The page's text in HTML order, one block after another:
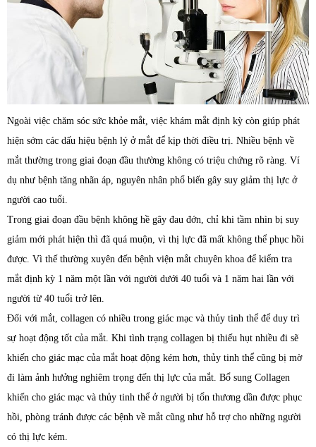
Ngoài việc chăm sóc sức khỏe mắt, việc khám mắt định kỳ còn giúp phát
hiện sớm các dấu hiệu bệnh lý ở mắt để kịp thời điều trị. Nhiều bệnh về
mắt thường trong giai đoạn đầu thường không có triệu chứng rõ ràng. Ví
dụ như bệnh tăng nhãn áp, nguyên nhân phổ biến gây suy giảm thị lực ở
người cao tuổi.
Trong giai đoạn đầu bệnh không hề gây đau đớn, chỉ khi tầm nhìn bị suy
giảm mới phát hiện thì đã quá muộn, vì thị lực đã mất không thể phục hồi
được. Vì thế thường xuyên đến bệnh viện mắt chuyên khoa để kiểm tra
mắt định kỳ 1 năm một lần với người dưới 40 tuổi và 1 năm hai lần với
người từ 40 tuổi trở lên.
Đối với mắt, collagen có nhiều trong giác mạc và thủy tinh thể để duy trì
sự hoạt động tốt của mắt. Khi tình trạng collagen bị thiếu hụt nhiều đi sẽ
khiến cho giác mạc của mắt hoạt động kém hơn, thủy tinh thể cũng bị mờ
đi làm ảnh hưởng nghiêm trọng đến thị lực của mắt. Bổ sung Collagen
khiến cho giác mạc và thủy tinh thể ở người bị tổn thương dần được phục
hồi, phòng tránh được các bệnh về mắt cũng như hỗ trợ cho những người
có thị lực kém.